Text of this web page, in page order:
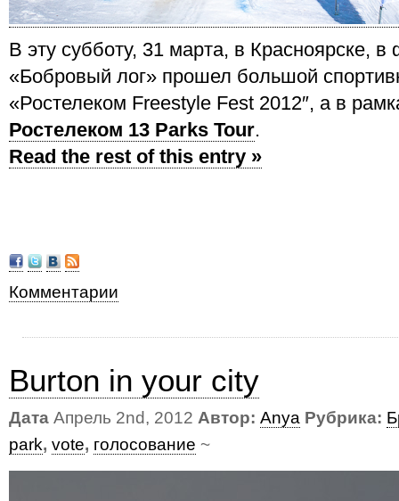
В эту субботу, 31 марта, в Красноярске, в
«Бобровый лог» прошел большой
«Ростелеком Freestyle Fest 2012″, а в
Ростелеком 13 Parks Tour.
Read the rest of this entry »
Комментарии
Burton in your city
Дата Апрель 2nd, 2012 Автор: Anya Рубрика:
park, vote, голосование ~